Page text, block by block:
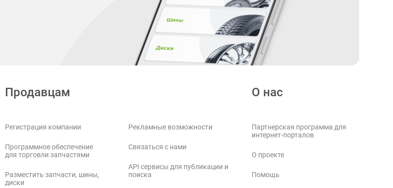
Продавцам
Регистрация компании
Программное обеспечение
для торговли запчастями
Разместить запчасти, шины,
диски
Рекламные возможности
Связаться с нами
API сервисы для публикации и
поиска
О нас
Партнерская программа для
интернет-порталов
О проекте
Помощь